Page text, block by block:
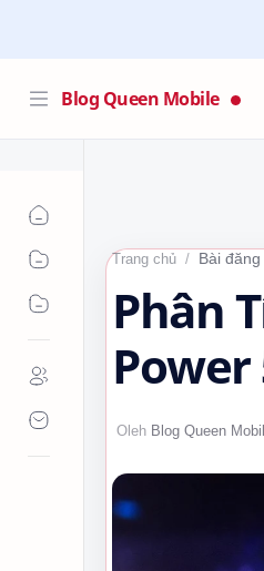
Blog Queen Mobile
Trang chủ Bài đăng
Phân
Power